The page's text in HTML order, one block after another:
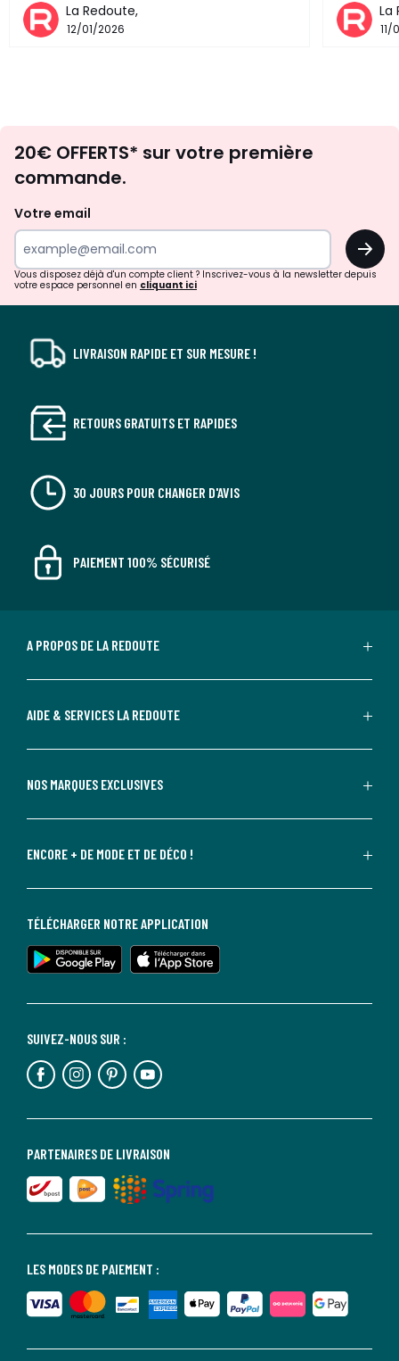
La Redoute,
12/01/2026
La
11/
d'inspirations
surprises?
20€ OFFERTS* sur votre première
commande.
Votre email
OK
Vous disposez déjà d'un compte client ? Inscrivez-vous à la newsletter depuis
votre espace personnel en cliquant ici
LIVRAISON RAPIDE ET SUR MESURE !
RETOURS GRATUITS ET RAPIDES
30 JOURS POUR CHANGER D'AVIS
PAIEMENT 100% SÉCURISÉ
A PROPOS DE LA REDOUTE
AIDE & SERVICES LA REDOUTE
NOS MARQUES EXCLUSIVES
ENCORE + DE MODE ET DE DÉCO !
LES MODES DE PAIEMENT :
PARTENAIRES DE LIVRAISON
SUIVEZ-NOUS SUR :
TÉLÉCHARGER NOTRE APPLICATION